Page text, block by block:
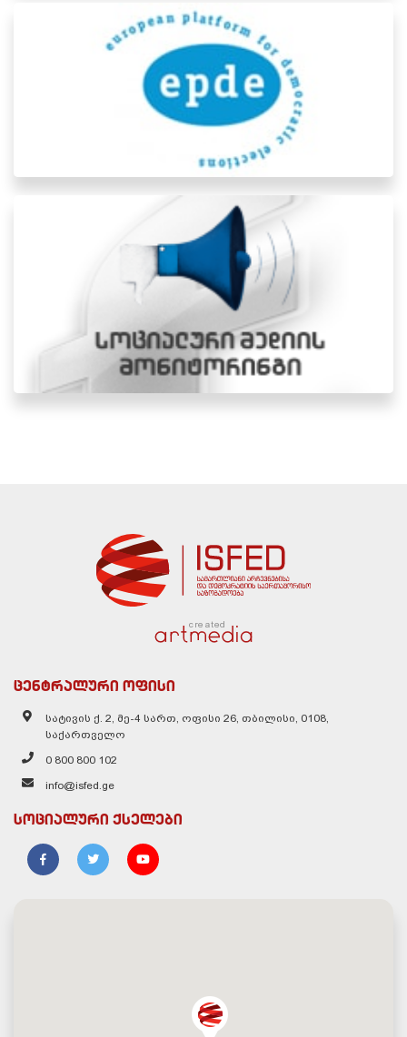
created
ცენტრალური ოფისი
სატივის ქ. 2, მე-4 სართ, ოფისი 26, თბილისი, 0108,
საქართველო
0 800 800 102
info@isfed.ge
სოციალური ქსელები